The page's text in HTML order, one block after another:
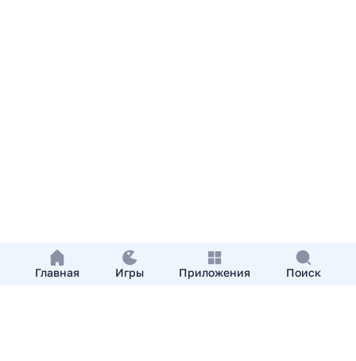
Главная Игры Приложения Поиск